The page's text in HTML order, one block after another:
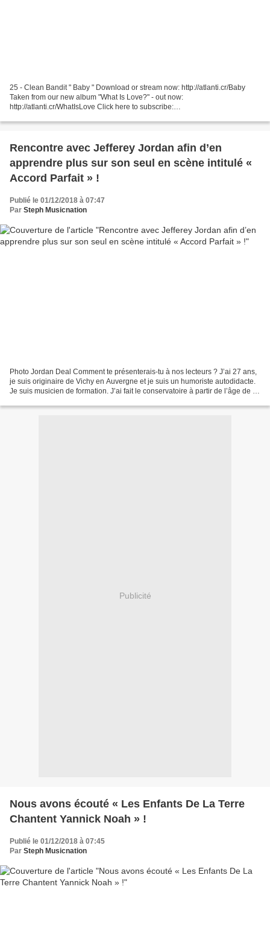
25 - Clean Bandit " Baby " Download or stream now: http://atlanti.cr/Baby
Taken from our new album "What Is Love?" - out now:
http://atlanti.cr/WhatIsLove Click here to subscribe:
Rencontre avec Jefferey Jordan afin d’en
apprendre plus sur son seul en scène intitulé «
Accord Parfait » !
Publié le 01/12/2018 à 07:47
Par Steph Musicnation
Photo Jordan Deal Comment te présenterais-tu à nos lecteurs ? J’ai 27 ans,
je suis originaire de Vichy en Auvergne et je suis un humoriste autodidacte.
Je suis musicien de formation. J’ai fait le conservatoire à partir de l’âge de 5
Publicité
Nous avons écouté « Les Enfants De La Terre
Chantent Yannick Noah » !
Publié le 01/12/2018 à 07:45
Par Steph Musicnation